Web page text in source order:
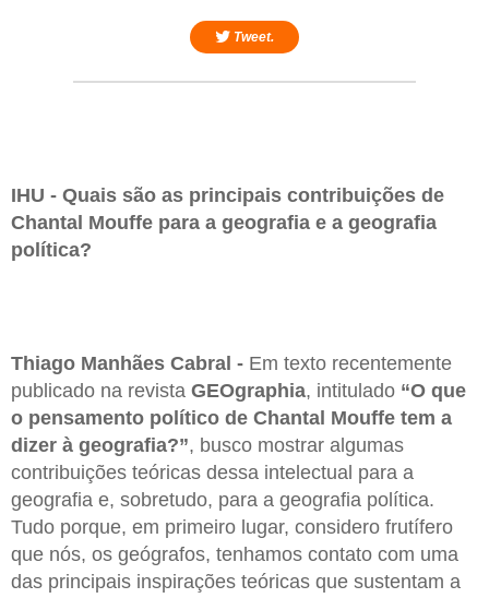
Tweet.
IHU - Quais são as principais contribuições de
Chantal Mouffe para a geografia e a geografia
política?
Thiago Manhães Cabral - Em texto recentemente
publicado na revista GEOgraphia, intitulado “O que
o pensamento político de Chantal Mouffe tem a
dizer à geografia?”, busco mostrar algumas
contribuições teóricas dessa intelectual para a
geografia e, sobretudo, para a geografia política.
Tudo porque, em primeiro lugar, considero frutífero
que nós, os geógrafos, tenhamos contato com uma
das principais inspirações teóricas que sustentam a